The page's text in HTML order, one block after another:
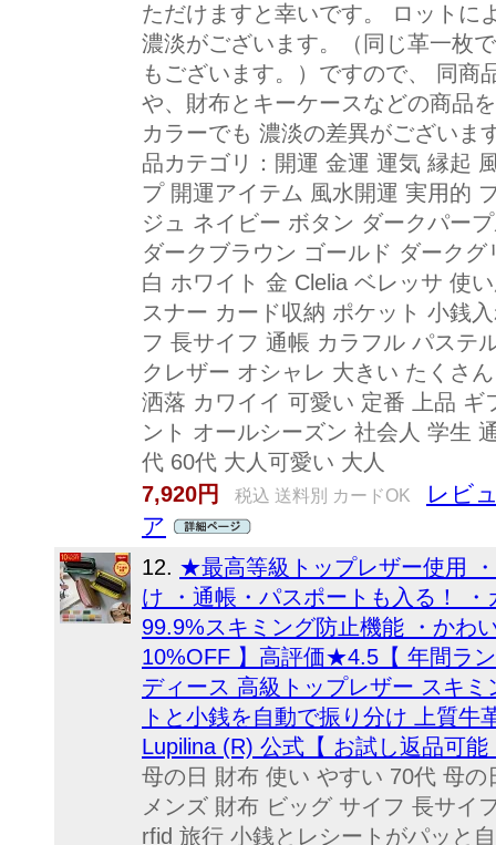
ただけますと幸いです。 ロットに
濃淡がございます。（同じ革一枚
もございます。）ですので、 同商
や、財布とキーケースなどの商品
カラーでも 濃淡の差異がございま
品カテゴリ：開運 金運 運気 縁起
プ 開運アイテム 風水開運 実用的
ジュ ネイビー ボタン ダークパー
ダークブラウン ゴールド ダーク
白 ホワイト 金 Clelia ベレッサ 使
スナー カード収納 ポケット 小銭
フ 長サイフ 通帳 カラフル パステ
クレザー オシャレ 大きい たくさ
洒落 カワイイ 可愛い 定番 上品
ント オールシーズン 社会人 学生
代 60代 大人可愛い 大人
7,920円
税込 送料別 カードOK
レビ
ア
12. ★最高等級トップレザー使用
け ・通帳・パスポートも入る！
99.9%スキミング防止機能 ・かわ
10%OFF 】高評価★4.5【 年間ラ
ディース 高級トップレザー スキ
トと小銭を自動で振り分け 上質
Lupilina (R) 公式【 お試し返品可能
母の日 財布 使い やすい 70代 母
メンズ 財布 ビッグ サイフ 長サイ
rfid 旅行 小銭とレシートがパッと